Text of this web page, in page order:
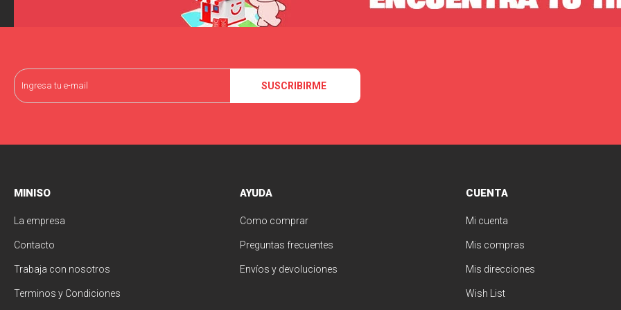
SUSCRIBIRME
MINISO
La empresa
Contacto
Trabaja con nosotros
Terminos y Condiciones
AYUDA
Como comprar
Preguntas frecuentes
Envíos y devoluciones
CUENTA
Mi cuenta
Mis compras
Mis direcciones
Wish List